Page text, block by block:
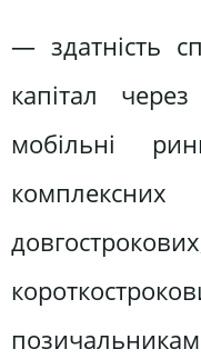
— здатність
капітал
мобільні